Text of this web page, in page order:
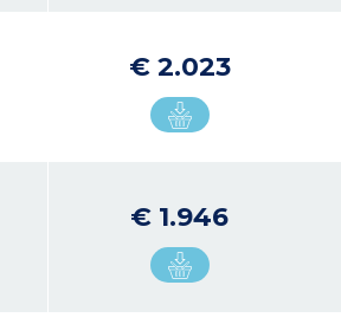
€ 2.023
€ 1.946